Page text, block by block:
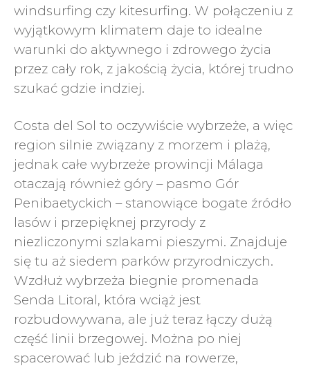
windsurfing czy kitesurfing. W połączeniu z
wyjątkowym klimatem daje to idealne
warunki do aktywnego i zdrowego życia
przez cały rok, z jakością życia, której trudno
szukać gdzie indziej.
Costa del Sol to oczywiście wybrzeże, a więc
region silnie związany z morzem i plażą,
jednak całe wybrzeże prowincji Málaga
otaczają również góry – pasmo Gór
Penibaetyckich – stanowiące bogate źródło
lasów i przepięknej przyrody z
niezliczonymi szlakami pieszymi. Znajduje
się tu aż siedem parków przyrodniczych.
Wzdłuż wybrzeża biegnie promenada
Senda Litoral, która wciąż jest
rozbudowywana, ale już teraz łączy dużą
część linii brzegowej. Można po niej
spacerować lub jeździć na rowerze,